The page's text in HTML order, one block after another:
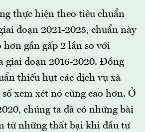
thực hiện theo tiêu chuẩn
đoạn 2021-2025, chuẩn này
hơn gần gấp 2 lần so với
giai đoạn 2016-2020. Đồng
thiếu hụt các dịch vụ xã
xem xét nó cũng cao hơn. Ở
chúng ta đã có những bài
từ những thất bại khi đầu tư